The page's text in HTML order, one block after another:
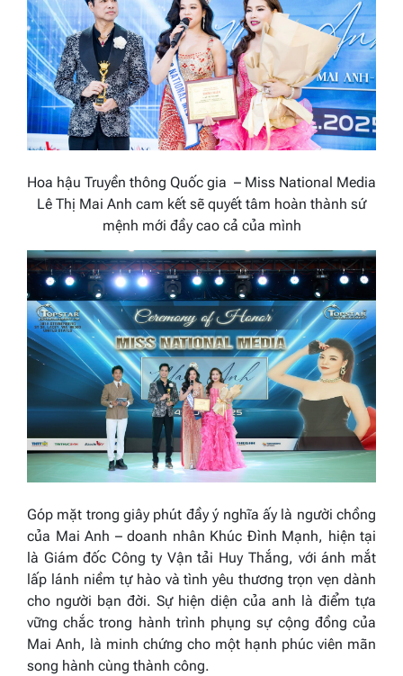
Hoa hậu Truyền thông Quốc gia – Miss National Media
Lê Thị Mai Anh cam kết sẽ quyết tâm hoàn thành sứ
mệnh mới đầy cao cả của mình
Góp mặt trong giây phút đầy ý nghĩa ấy là người chồng
của Mai Anh – doanh nhân Khúc Đình Mạnh, hiện tại
là Giám đốc Công ty Vận tải Huy Thắng, với ánh mắt
lấp lánh niềm tự hào và tình yêu thương trọn vẹn dành
cho người bạn đời. Sự hiện diện của anh là điểm tựa
vững chắc trong hành trình phụng sự cộng đồng của
Mai Anh, là minh chứng cho một hạnh phúc viên mãn
song hành cùng thành công.